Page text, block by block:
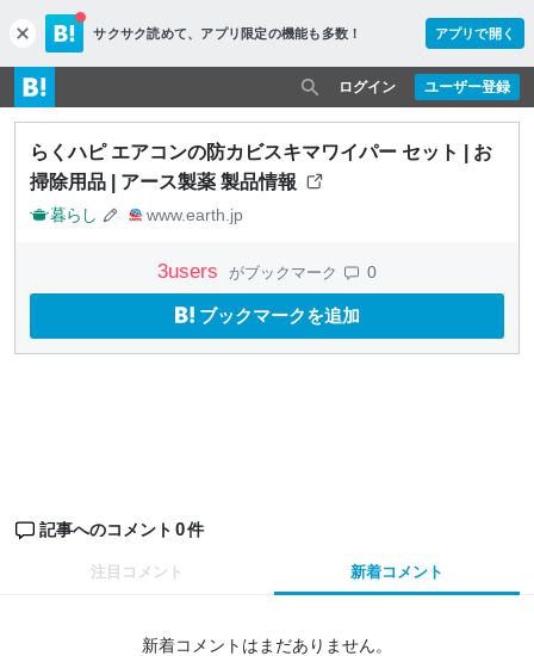
c
l
o
s
e
サクサク読めて、 アプリ限定の機能も多数！ アプリで開く
ユーザー登録
ログイン
らくハピ エアコンの防カビスキマワイパー セット | お
掃除用品 | アース製薬 製品情報
暮らし www.earth.jp
3users がブックマーク 0
ブックマークを追加
記事へのコメント 0件
注目コメント 新着コメント
新着コメントはまだありません。